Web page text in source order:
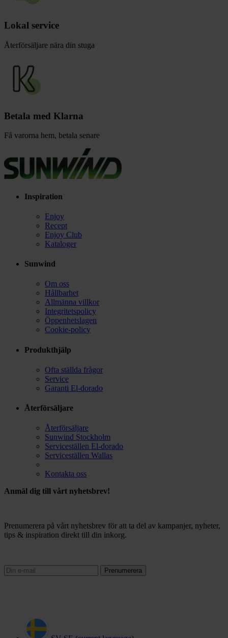
Lokal service
Återförsäljare nära din stuga
Betala med Klarna
Få varorna hem, betala senare
Inspiration
Enjoy
Recept
Enjoy Club
Kataloger
Sunwind
Om oss
Hållbarhet
Allmänna villkor
Integritetspolicy
Öppenhetslagen
Cookie-policy
Produkthjälp
Ofta ställda frågor
Service
Garanti El-dorado
Återförsäljare
Återförsäljare
Sunwind Stockholm
Serviceställen El-dorado
Serviceställen Wallas
Kontakta oss
Anmäl dig till vårt nyhetsbrev!
Prenumerera på vårt nyhetsbrev för att ta del av kampanjer, nyheter,
tips & inspiration direkt till din inkorg.
Prenumerera